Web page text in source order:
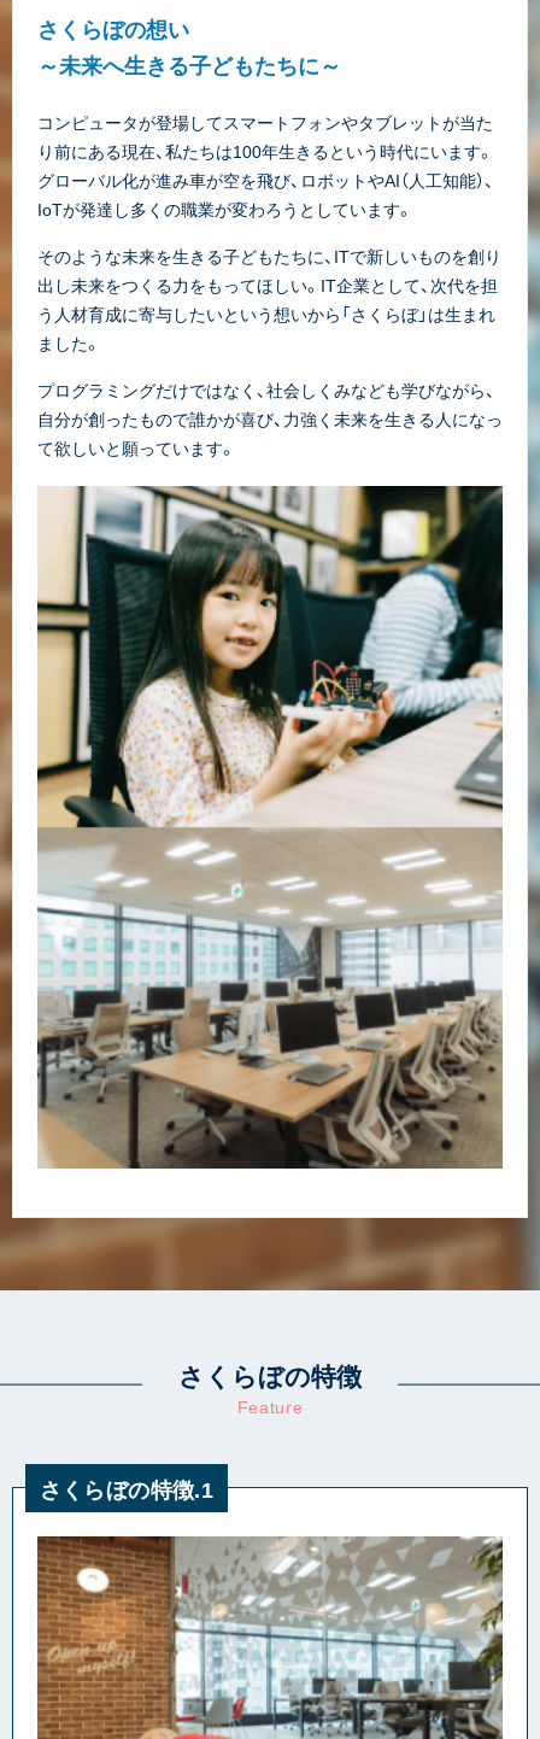
さくらぼの想い
～未来へ生きる子どもたちに～
コンピュータが登場してスマートフォンやタブレットが当た
り前にある現在、私たちは100年生きるという時代にいます。
グローバル化が進み車が空を飛び、ロボットやAI（人工知能）、
IoTが発達し多くの職業が変わろうとしています。
そのような未来を生きる子どもたちに、ITで新しいものを創り
出し未来をつくる力をもってほしい。IT企業として、次代を担
う人材育成に寄与したいという想いから「さくらぼ」は生まれ
ました。
プログラミングだけではなく、社会しくみなども学びながら、
自分が創ったもので誰かが喜び、力強く未来を生きる人になっ
て欲しいと願っています。
さくらぼの特徴
Feature
さくらぼの特徴.1